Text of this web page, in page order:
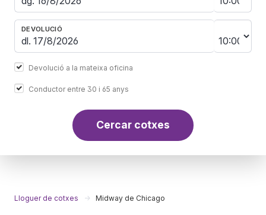
DEVOLUCIÓ
Devolució a la mateixa oficina
Conductor entre 30 i 65 anys
Cercar cotxes
Lloguer de cotxes Midway de Chicago